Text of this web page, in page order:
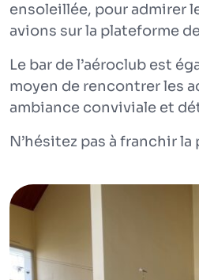
ensoleillée, pour admirer
avions sur la plateforme
Le bar de l’aéroclub est
moyen de rencontrer les
ambiance conviviale et
N’hésitez pas à franchir la